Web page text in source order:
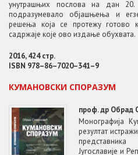
унутрашњих послова на дан
подразумевало објашњења и
решења која се протежу готово
садржаје које ово издање обухвата.
2016, 424 стр.
ISBN 978–86–7020–341–9
КУМАНОВСКИ СПОРАЗУМ
проф. др Обрад
Монографија
резултат
Југославије и